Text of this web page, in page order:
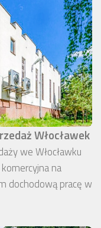
Włocławek
we Włocławku
na
dochodową pracę w